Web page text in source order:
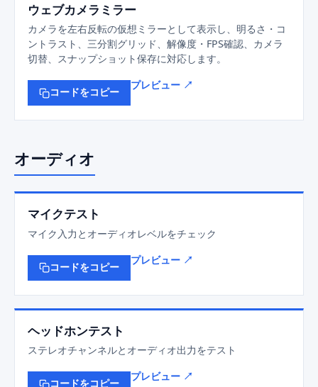
ウェブカメラミラー
カメラを左右反転の仮想ミラーとして表示し、明るさ・コ
ントラスト、三分割グリッド、解像度・FPS確認、カメラ
切替、スナップショット保存に対応します。
コードをコピー
プレビュー ↗
オーディオ
マイクテスト
マイク入力とオーディオレベルをチェック
コードをコピー
プレビュー ↗
ヘッドホンテスト
ステレオチャンネルとオーディオ出力をテスト
コードをコピー
プレビュー ↗